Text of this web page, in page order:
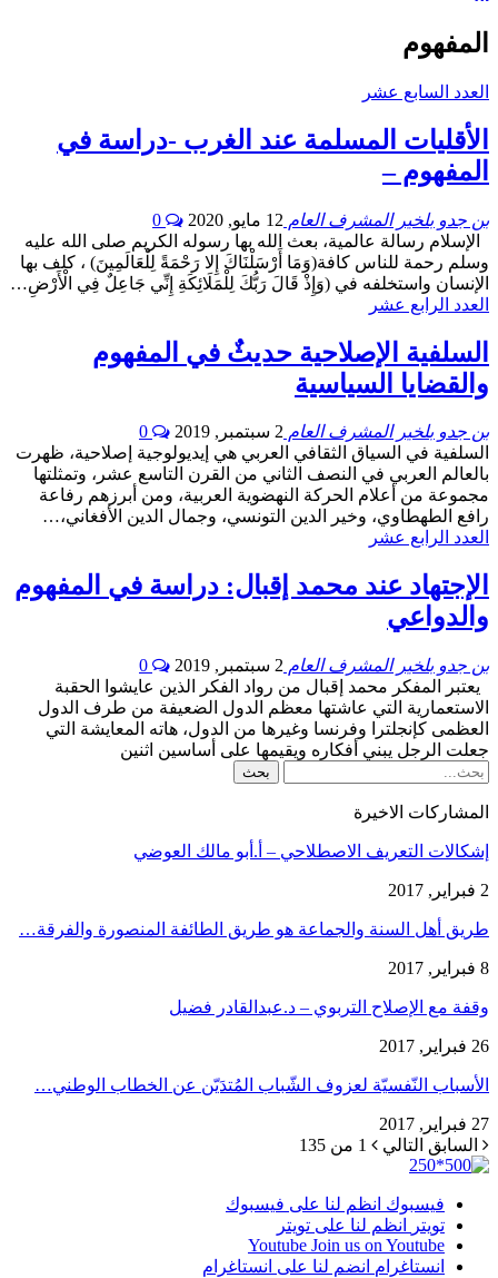
المفهوم
العدد السابع عشر
الأقليات المسلمة عند الغرب -دراسة في
المفهوم –
بن جدو بلخير المشرف العام 12 مايو, 2020
الإسلام رسالة عالمیة، بعث الله بها رسوله الكریم صلى الله علیه
وسلم رحمة للناس كافة(وَمَا أَرْسَلْنَاكَ إِلا رَحْمَةً لِلْعَالَمِينَ) ، كلف بها
الإنسان واستخلفه في (وَإِذْ قَالَ رَبُّكَ لِلْمَلَائِكَةِ إِنِّي جَاعِلٌ فِي الْأَرْضِ…
العدد الرابع عشر
السلفية الإصلاحية حديثٌ في المفهوم
والقضايا السياسية
بن جدو بلخير المشرف العام 2 سبتمبر, 2019
السلفية في السياق الثقافي العربي هي إيديولوجية إصلاحية، ظهرت
بالعالم العربي في النصف الثاني من القرن التاسع عشر، وتمثلتها
مجموعة من أعلام الحركة النهضوية العربية، ومن أبرزهم رفاعة
رافع الطهطاوي، وخير الدين التونسي، وجمال الدين الأفغاني،…
العدد الرابع عشر
الإجتهاد عند محمد إقبال: دراسة في المفهوم
والدواعي
بن جدو بلخير المشرف العام 2 سبتمبر, 2019
يعتبر المفكر محمد إقبال من رواد الفكر الذين عايشوا الحقبة
الاستعمارية التي عاشتها معظم الدول الضعيفة من طرف الدول
العظمى كإنجلترا وفرنسا وغيرها من الدول، هاته المعايشة التي
جعلت الرجل يبني أفكاره ويقيمها على أساسين اثنين
المشاركات الاخيرة
إشكالات التعريف الاصطلاحي – أ.أبو مالك العوضي
2 فبراير, 2017
طريق أهل السنة والجماعة هو طريق الطائفة المنصورة والفرقة…
8 فبراير, 2017
وقفة مع الإصلاح التربوي – د.عبدالقادر فضيل
26 فبراير, 2017
الأسباب النّفسيّة لعزوف الشّباب المُتدَيّن عن الخطاب الوطني…
27 فبراير, 2017
السابق التالي 1 من 135
فيسبوك انظم لنا على فيسبوك
تويتر
انظم لنا على تويتر
Youtube Join us on Youtube
انستاغرام انضم لنا على انستاغرام